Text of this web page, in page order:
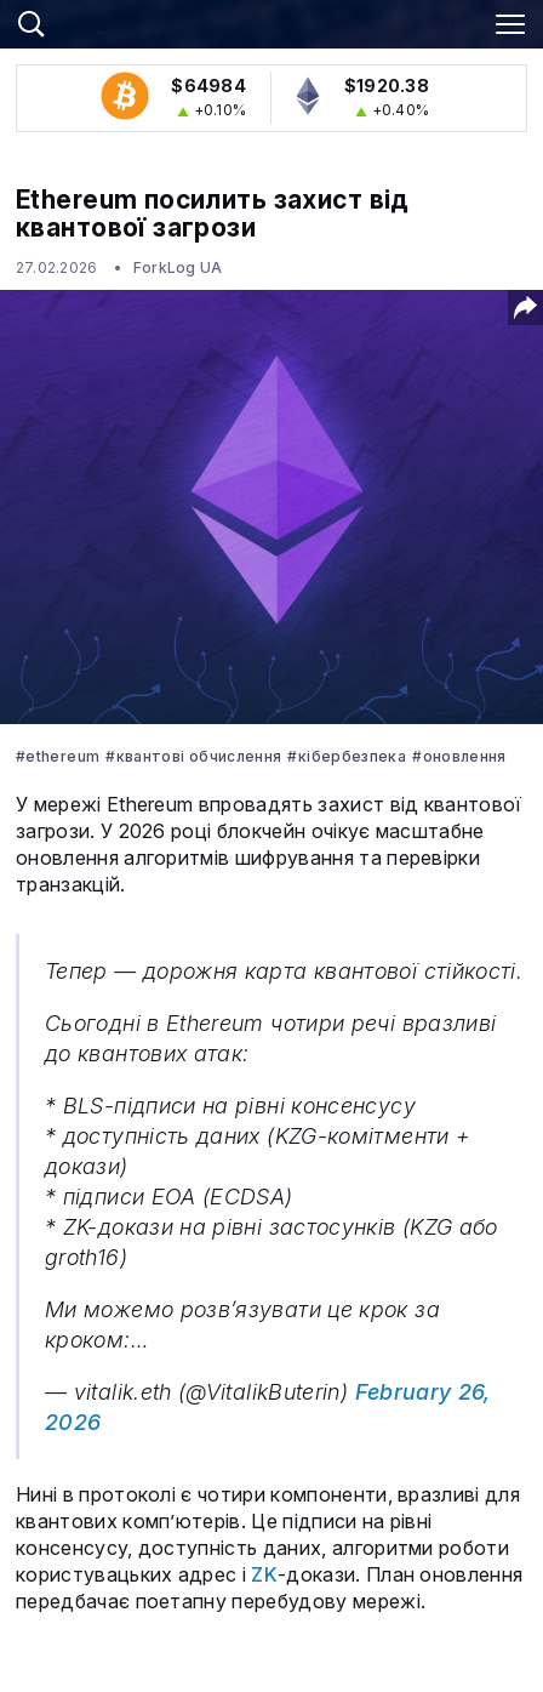
$64984
+0.10%
$1920.38
+0.40%
Ethereum посилить захист від
квантової загрози
27.02.2026 ForkLog UA
#ethereum #квантові обчислення #кібербезпека #оновлення
У мережі Ethereum впровадять захист від квантової
загрози. У 2026 році блокчейн очікує масштабне
оновлення алгоритмів шифрування та перевірки
транзакцій.
Тепер — дорожня карта квантової стійкості.
Сьогодні в Ethereum чотири речі вразливі
до квантових атак:
* BLS-підписи на рівні консенсусу
* доступність даних (KZG-комітменти +
докази)
* підписи EOA (ECDSA)
* ZK-докази на рівні застосунків (KZG або
groth16)
Ми можемо розв’язувати це крок за
кроком:…
— vitalik.eth (@VitalikButerin) February 26,
2026
Нині в протоколі є чотири компоненти, вразливі для
квантових комп’ютерів. Це підписи на рівні
консенсусу, доступність даних, алгоритми роботи
користувацьких адрес і ZK-докази. План оновлення
передбачає поетапну перебудову мережі.